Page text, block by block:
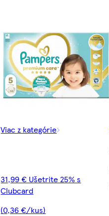
Viac z kategórie
31,99 € Ušetrite 25% s
Clubcard
(0,36 €/kus)